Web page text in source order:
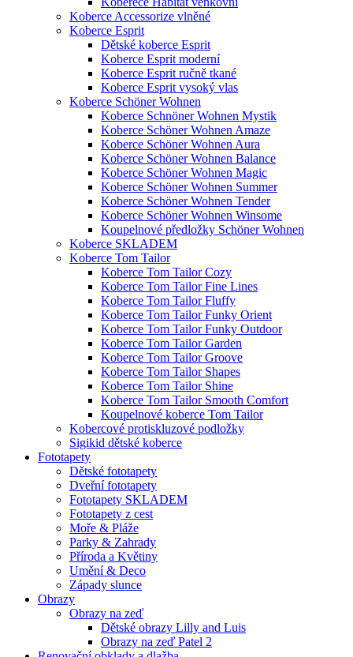
Koberce Accessorize vlněné
Koberce Esprit
Dětské koberce Esprit
Koberce Esprit moderní
Koberce Esprit ručně tkané
Koberce Esprit vysoký vlas
Koberce Schöner Wohnen
Koberce Schnöner Wohnen Mystik
Koberce Schöner Wohnen Amaze
Koberce Schöner Wohnen Aura
Koberce Schöner Wohnen Balance
Koberce Schöner Wohnen Magic
Koberce Schöner Wohnen Summer
Koberce Schöner Wohnen Tender
Koberce Schöner Wohnen Winsome
Koupelnové předložky Schöner Wohnen
Koberce SKLADEM
Koberce Tom Tailor
Koberce Tom Tailor Cozy
Koberce Tom Tailor Fine Lines
Koberce Tom Tailor Fluffy
Koberce Tom Tailor Funky Orient
Koberce Tom Tailor Funky Outdoor
Koberce Tom Tailor Garden
Koberce Tom Tailor Groove
Koberce Tom Tailor Shapes
Koberce Tom Tailor Shine
Koberce Tom Tailor Smooth Comfort
Koupelnové koberce Tom Tailor
Kobercové protiskluzové podložky
Sigikid dětské koberce
Fototapety
Dětské fototapety
Dveřní fototapety
Fototapety SKLADEM
Fototapety z cest
Moře & Pláže
Parky & Zahrady
Příroda a Květiny
Umění & Deco
Západy slunce
Obrazy
Obrazy na zeď
Dětské obrazy Lilly and Luis
Obrazy na zeď Patel 2